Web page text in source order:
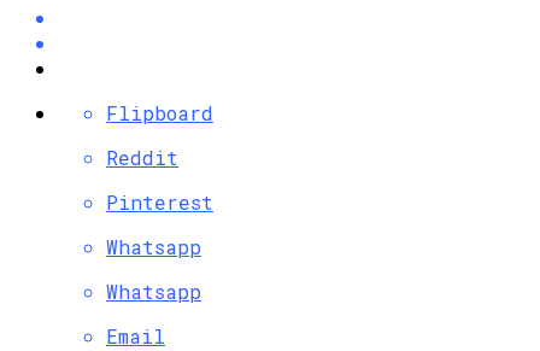
Flipboard
Reddit
Pinterest
Whatsapp
Whatsapp
Email